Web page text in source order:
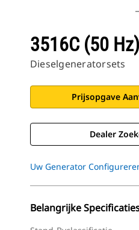
3516C (50 Hz)
Dieselgeneratorsets
Prijsopgave
Dealer
Uw Generator
Belangrijke